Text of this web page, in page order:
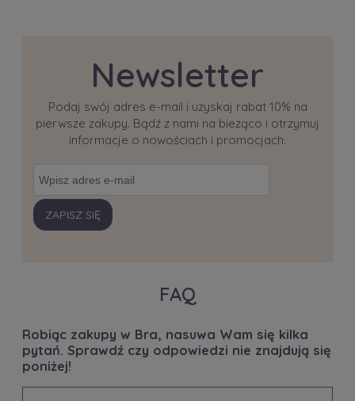
Newsletter
Podaj swój adres e-mail i uzyskaj rabat 10% na
pierwsze zakupy. Bądź z nami na bieżąco i otrzymuj
informacje o nowościach i promocjach.
ZAPISZ SIĘ
FAQ
Robiąc zakupy w Bra, nasuwa Wam się kilka
pytań. Sprawdź czy odpowiedzi nie znajdują się
poniżej!